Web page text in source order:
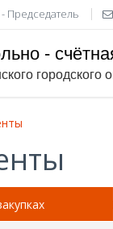
- Председатель
-
городского